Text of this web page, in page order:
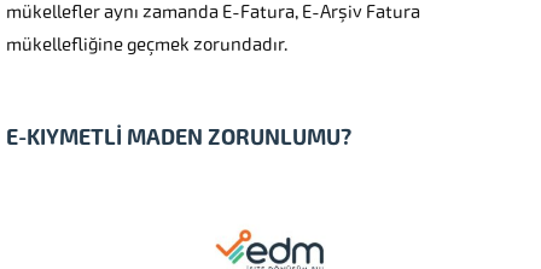
mükellefler aynı zamanda E-Fatura, E-Arşiv Fatura
mükellefliğine geçmek zorundadır.
E-KIYMETLİ MADEN ZORUNLUMU?